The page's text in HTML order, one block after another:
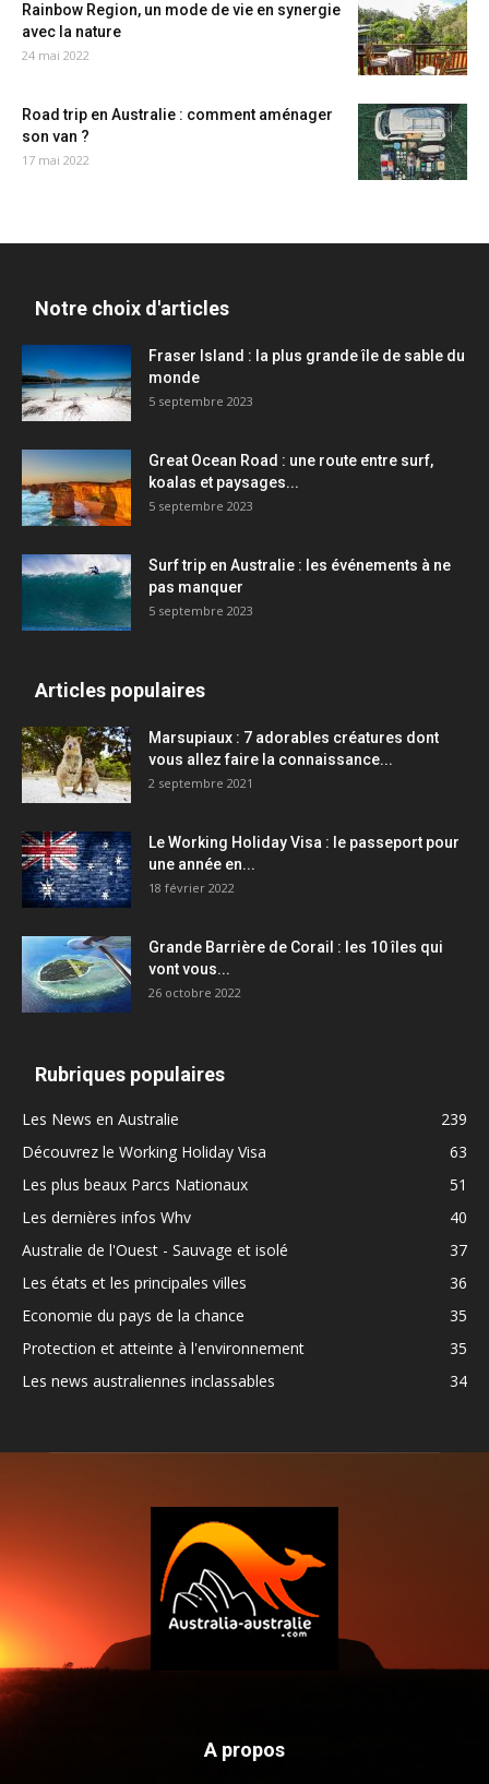
Rainbow Region, un mode de vie en synergie
avec la nature
24 mai 2022
Road trip en Australie : comment aménager
son van ?
17 mai 2022
Notre choix d'articles
Fraser Island : la plus grande île de sable du
monde
5 septembre 2023
Great Ocean Road : une route entre surf,
koalas et paysages...
5 septembre 2023
Surf trip en Australie : les événements à ne
pas manquer
5 septembre 2023
Articles populaires
Marsupiaux : 7 adorables créatures dont
vous allez faire la connaissance...
2 septembre 2021
Le Working Holiday Visa : le passeport pour
une année en...
18 février 2022
Grande Barrière de Corail : les 10 îles qui
vont vous...
26 octobre 2022
Rubriques populaires
Les News en Australie
239
Découvrez le Working Holiday Visa
63
Les plus beaux Parcs Nationaux
51
Les dernières infos Whv
40
Australie de l'Ouest - Sauvage et isolé
37
Les états et les principales villes
36
Economie du pays de la chance
35
Protection et atteinte à l'environnement
35
Les news australiennes inclassables
34
A propos